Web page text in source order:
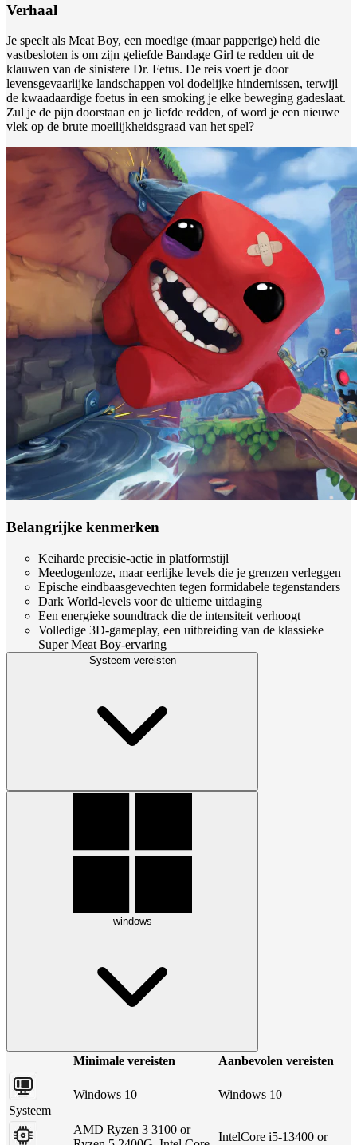
Verhaal
Je speelt als Meat Boy, een moedige (maar papperige) held die
vastbesloten is om zijn geliefde Bandage Girl te redden uit de
klauwen van de sinistere Dr. Fetus. De reis voert je door
levensgevaarlijke landschappen vol dodelijke hindernissen, terwijl
de kwaadaardige foetus in een smoking je elke beweging gadeslaat.
Zul je de pijn doorstaan en je liefde redden, of word je een nieuwe
vlek op de brute moeilijkheidsgraad van het spel?
Belangrijke kenmerken
Keiharde precisie-actie in platformstijl
Meedogenloze, maar eerlijke levels die je grenzen verleggen
Epische eindbaasgevechten tegen formidabele tegenstanders
Dark World-levels voor de ultieme uitdaging
Een energieke soundtrack die de intensiteit verhoogt
Volledige 3D-gameplay, een uitbreiding van de klassieke
Super Meat Boy-ervaring
Systeem vereisten
windows
Minimale vereisten Aanbevolen vereisten
Systeem
Windows 10 Windows 10
AMD Ryzen 3 3100 or
IntelCore i5-13400 or